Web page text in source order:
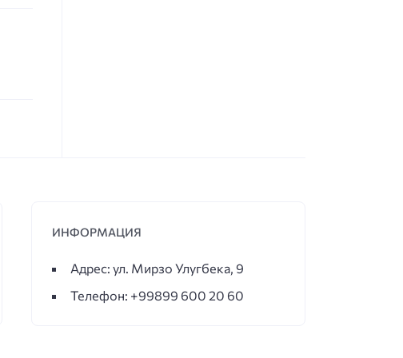
ИНФОРМАЦИЯ
Адрес: ул. Мирзо Улугбека, 9
Телефон: +99899 600 20 60